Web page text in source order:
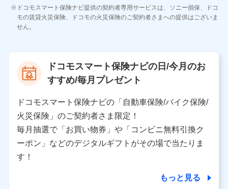
各種お問い合わせに対応するため
当社のサービスに関する情報提供や、皆様に有用なお知らせ
をお送りするため
当社の対応品質向上やお問い合わせ内容の正確な把握のため
個人情報保護管理者の職名、連絡先
〒103-0013 東京都中央区日本橋人形町2-14-10 アー
バンネット日本橋ビル 3F
株式会社ドコモ・インシュアランス
個人情報の第三者提供について
ドコモスマート保険ナビ提供の契約者専用サービスは、ソニー損保、ドコ
モの賃貸火災保険、ドコモの火災保険のご契約者さまへの提供はございま
せん。
ドコモスマート保険ナビの日/今月のお
すすめ/毎月プレゼント
ドコモスマート保険ナビの「自動車保険/バイク保険/
火災保険」のご契約者さま限定！
毎月抽選で「お買い物券」や「コンビニ無料引換ク
ーポン」などのデジタルギフトがその場で当たりま
す！
もっと見る